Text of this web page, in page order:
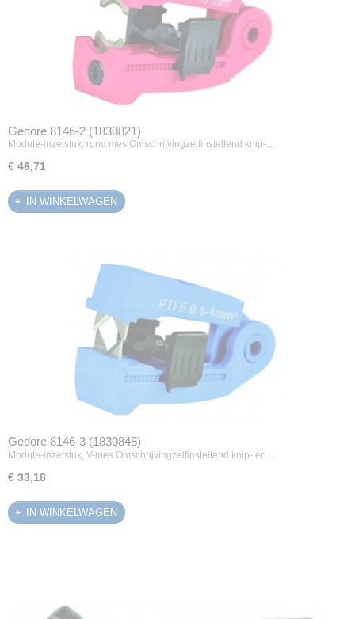
Gedore 8146-2 (1830821)
Module-inzetstuk, rond mes.Omschrijvingzelfinstellend knip-…
€ 46,71
IN WINKELWAGEN
Gedore 8146-3 (1830848)
Module-inzetstuk, V-mes.Omschrijvingzelfinstellend knip- en…
€ 33,18
IN WINKELWAGEN